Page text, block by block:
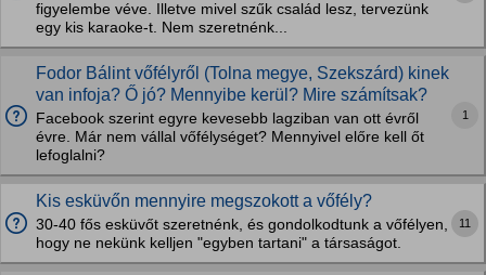
figyelembe véve. Illetve mivel szűk család lesz, tervezünk
egy kis karaoke-t. Nem szeretnénk...
Fodor Bálint vőfélyről (Tolna megye, Szekszárd) kinek
van infoja? Ő jó? Mennyibe kerül? Mire számítsak?
Facebook szerint egyre kevesebb lagziban van ott évről
évre. Már nem vállal vőfélységet? Mennyivel előre kell őt
lefoglalni?
1
Kis esküvőn mennyire megszokott a vőfély?
30-40 fős esküvőt szeretnénk, és gondolkodtunk a vőfélyen,
hogy ne nekünk kelljen "egyben tartani" a társaságot.
11